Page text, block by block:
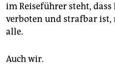
genossenschaft
epaper login
im Reiseführer steht, dass
verboten und strafbar ist,
alle.
Auch wir.